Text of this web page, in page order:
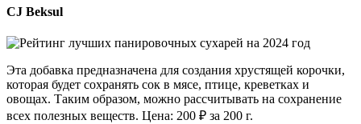
CJ Beksul
Эта добавка предназначена для создания хрустящей корочки,
которая будет сохранять сок в мясе, птице, креветках и
овощах. Таким образом, можно рассчитывать на сохранение
всех полезных веществ. Цена: 200 ₽ за 200 г.